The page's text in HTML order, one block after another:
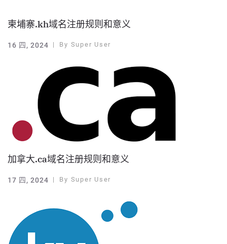
柬埔寨.kh域名注册规则和意义
16 四, 2024 By Super User
加拿大.ca域名注册规则和意义
17 四, 2024 By Super User